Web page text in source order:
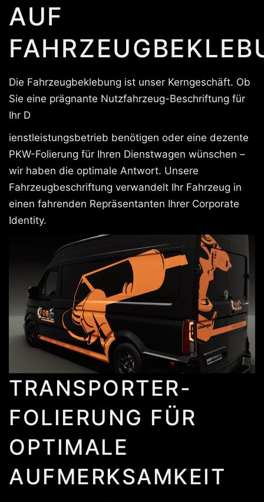
AUF
Die Fahrzeugbeklebung ist unser Kerngeschäft. Ob
Sie eine prägnante Nutzfahrzeug-Beschriftung für
Ihr D
ienstleistungsbetrieb benötigen oder eine dezente
PKW-Folierung für Ihren Dienstwagen wünschen –
wir haben die optimale Antwort. Unsere
Fahrzeugbeschriftung verwandelt Ihr Fahrzeug in
einen fahrenden Repräsentanten Ihrer Corporate
Identity.
TRANSPORTER-
FOLIERUNG FÜR
OPTIMALE
AUFMERKSAMKEIT